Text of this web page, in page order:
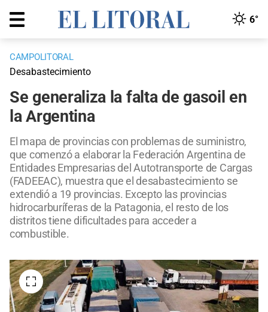
6°
CAMPOLITORAL
Desabastecimiento
Se generaliza la falta de gasoil en
la Argentina
El mapa de provincias con problemas de suministro,
que comenzó a elaborar la Federación Argentina de
Entidades Empresarias del Autotransporte de Cargas
(FADEEAC), muestra que el desabastecimiento se
extendió a 19 provincias. Excepto las provincias
hidrocarburíferas de la Patagonia, el resto de los
distritos tiene dificultades para acceder a
combustible.